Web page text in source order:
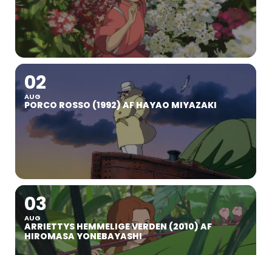
02
AUG
PORCO ROSSO (1992) AF HAYAO MIYAZAKI
03
AUG
ARRIETTYS HEMMELIGE VERDEN (2010) AF
HIROMASA YONEBAYASHI